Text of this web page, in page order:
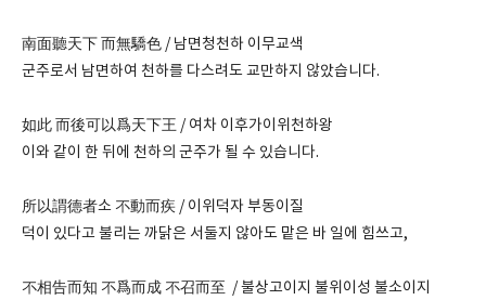
南面聽天下 而無驕色 / 남면청천하 이무교색
군주로서 남면하여 천하를 다스려도 교만하지 않았습니다.
如此 而後可以爲天下王 / 여차 이후가이위천하왕
이와 같이 한 뒤에 천하의 군주가 될 수 있습니다.
所以謂德者소 不動而疾 / 이위덕자 부동이질
덕이 있다고 불리는 까닭은 서둘지 않아도 맡은 바 일에 힘쓰고,
不相告而知 不爲而成 不召而至 / 불상고이지 불위이성 불소이지